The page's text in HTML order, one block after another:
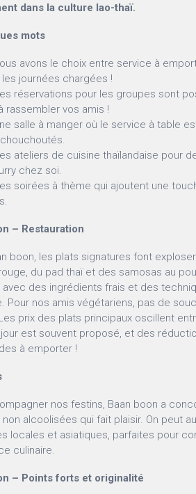
dans la culture lao-thaï.
mots
avons le choix entre service à
les journées chargées !
réservations pour les groupes sont
rassembler vos amis !
salle à manger où le service à table
ateliers de cuisine thaïlandaise pour
chez soi.
soirées à thème qui ajoutent une
– Restauration
boon, les plats signatures font
du pad thaï et des samosas au
avec des ingrédients frais et des
Pour nos amis végétariens, pas de
prix des plats principaux oscillent
est souvent proposé, et des
à emporter !
nos festins, Baan boon a
alcoolisées qui fait plaisir. On peut
locales et asiatiques, parfaites pour
culinaire.
– Points forts et originalité